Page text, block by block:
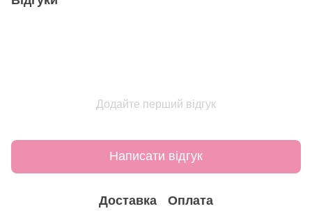
Додайте перший відгук
Написати відгук
Доставка Оплата